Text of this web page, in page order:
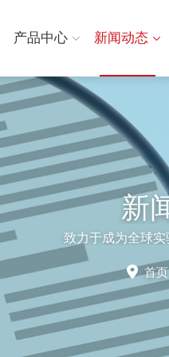
产品中心 新闻动态
新
致力于成为全球
首页